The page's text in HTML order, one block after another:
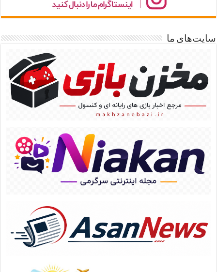
سایت‌های ما